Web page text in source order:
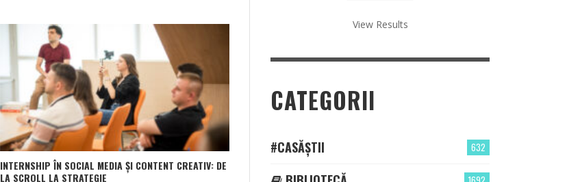
INTERNSHIP ÎN SOCIAL MEDIA ȘI CONTENT CREATIV: DE
LA SCROLL LA STRATEGIE
View Results
CATEGORII
632
#CASĂȘTII